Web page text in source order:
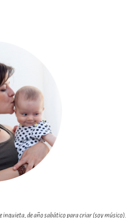
inquieta, de año sabático para criar (soy músico).